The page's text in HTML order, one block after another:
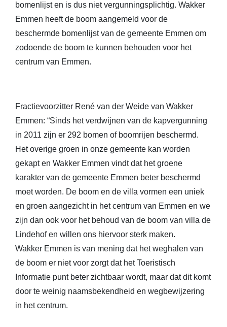
bomenlijst en is dus niet vergunningsplichtig. Wakker
Emmen heeft de boom aangemeld voor de
beschermde bomenlijst van de gemeente Emmen om
zodoende de boom te kunnen behouden voor het
centrum van Emmen.
Fractievoorzitter René van der Weide van Wakker
Emmen: “Sinds het verdwijnen van de kapvergunning
in 2011 zijn er 292 bomen of boomrijen beschermd.
Het overige groen in onze gemeente kan worden
gekapt en Wakker Emmen vindt dat het groene
karakter van de gemeente Emmen beter beschermd
moet worden. De boom en de villa vormen een uniek
en groen aangezicht in het centrum van Emmen en we
zijn dan ook voor het behoud van de boom van villa de
Lindehof en willen ons hiervoor sterk maken.
Wakker Emmen is van mening dat het weghalen van
de boom er niet voor zorgt dat het Toeristisch
Informatie punt beter zichtbaar wordt, maar dat dit komt
door te weinig naamsbekendheid en wegbewijzering
in het centrum.